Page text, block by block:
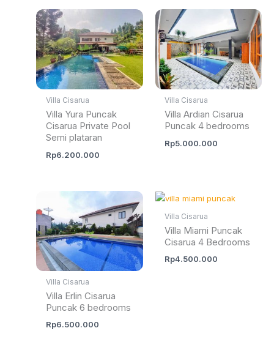
Villa Cisarua
Villa Yura Puncak
Cisarua Private Pool
Semi plataran
Rp6.200.000
Villa Cisarua
Villa Ardian Cisarua
Puncak 4 bedrooms
Rp5.000.000
Villa Cisarua
Villa Erlin Cisarua
Puncak 6 bedrooms
Rp6.500.000
Villa Cisarua
Villa Miami Puncak
Cisarua 4 Bedrooms
Rp4.500.000